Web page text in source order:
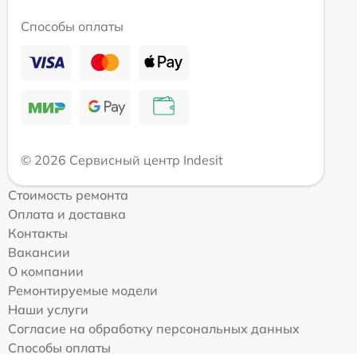
Способы оплаты
© 2026 Сервисный центр Indesit
Стоимость ремонта
Оплата и доставка
Контакты
Вакансии
О компании
Ремонтируемые модели
Наши услуги
Согласие на обработку персональных данных
Способы оплаты